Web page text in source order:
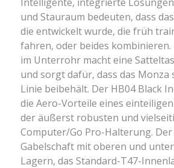
und Stauraum bedeuten, dass
die entwickelt wurde, die früh
fahren, oder beides kombinieren.
im Unterrohr macht eine
und sorgt dafür, dass das Monza
Linie beibehält. Der HB04 Black
die Aero-Vorteile eines
der äußerst robusten und
Computer/Go Pro-Halterung.
Gabelschaft mit oberen und
Lagern, das Standard-T47-